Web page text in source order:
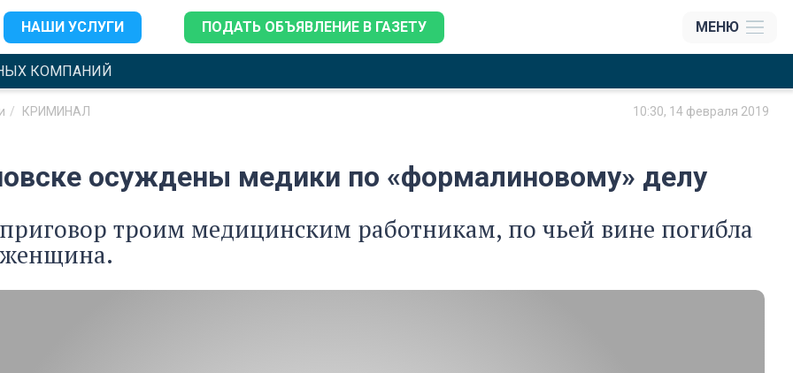
НАШИ УСЛУГИ ПОДАТЬ ОБЪЯВЛЕНИЕ В ГАЗЕТУ МЕНЮ
КОМПАНИЙ
КРИМИНАЛ 10:30, 14 февраля 2019
осуждены медики по «формалиновому» делу
троим медицинским работникам, по чьей вине погибла